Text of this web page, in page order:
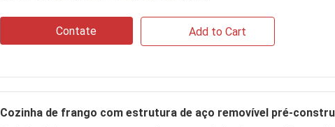
Contate Add to Cart
Cozinha de frango com estrutura de aço removível pré-